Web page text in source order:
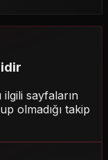
sayfaların
olmadığı takip